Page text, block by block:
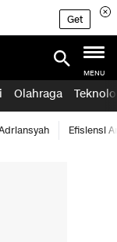
Get
MENU
Olahraga
Efisiensi